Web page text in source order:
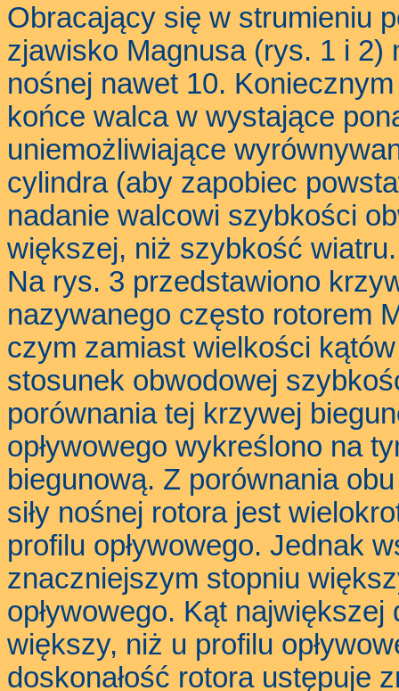
Obracający się w strumieniu
zjawisko Magnusa (rys. 1 i 2)
nośnej nawet 10.
końce walca w wystające
uniemożliwiające
cylindra (aby zapobiec
nadanie walcowi szybkości
większej, niż szybkość wiatru.
Na rys. 3 przedstawiono
nazywanego często rotorem
czym zamiast wielkości
stosunek obwodowej
porównania tej krzywej
opływowego wykreślono na
biegunową. Z porównania
siły nośnej rotora jest
profilu opływowego. Jednak
znaczniejszym stopniu
opływowego. Kąt
większy, niż u profilu
doskonałość rotora ustępuje